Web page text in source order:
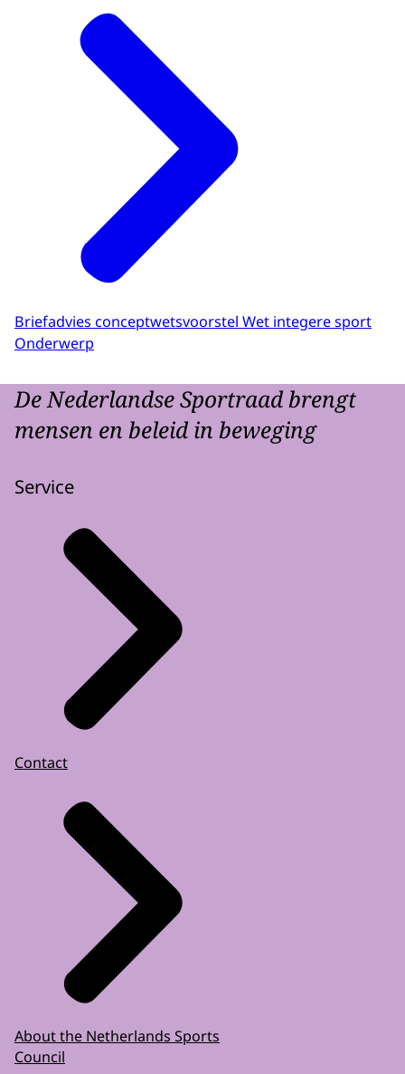
Briefadvies conceptwetsvoorstel Wet integere sport
Onderwerp
De Nederlandse Sportraad brengt
mensen en beleid in beweging
Service
Contact
About the Netherlands Sports
Council